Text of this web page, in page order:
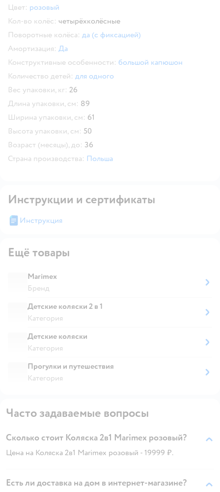
Цвет: розовый
Кол-во колёс: четырёхколёсные
Поворотные колёса: да (с фиксацией)
Амортизация: Да
Конструктивные особенности: большой капюшон
Количество детей: для одного
Вес упаковки, кг: 26
Длина упаковки, см: 89
Ширина упаковки, см: 61
Высота упаковки, см: 50
Возраст (месяцы), до: 36
Страна производства: Польша
Инструкции и сертификаты
Инструкция
Ещё товары
Marimex
Бренд
Детские коляски 2 в 1
Категория
Детские коляски
Категория
Прогулки и путешествия
Категория
Часто задаваемые вопросы
Сколько стоит Коляска 2в1 Marimex розовый?
Цена на Коляска 2в1 Marimex розовый - 19999 ₽.
Есть ли доставка на дом в интернет-магазине?